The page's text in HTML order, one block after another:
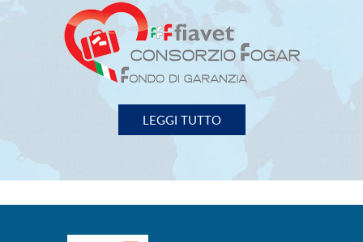
IMPRESE VIAGGI e TURISMO
00153 Roma - Piazza G. G. Belli, 2